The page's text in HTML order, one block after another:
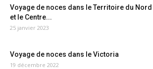
Voyage de noces dans le Territoire du Nord
et le Centre...
25 janvier 2023
Voyage de noces dans le Victoria
19 décembre 2022